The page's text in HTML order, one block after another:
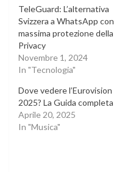
TeleGuard: L’alternativa
Svizzera a WhatsApp con
massima protezione della
Privacy
Novembre 1, 2024
In "Tecnologia"
Dove vedere l’Eurovision
2025? La Guida completa
Aprile 20, 2025
In "Musica"